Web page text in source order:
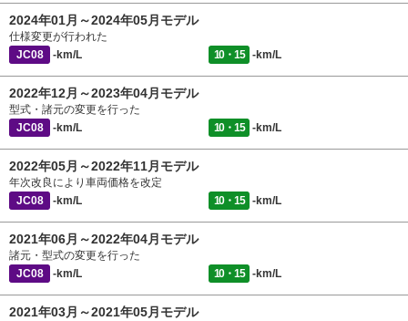
2024年01月～2024年05月モデル
仕様変更が行われた
JC08
-km/L 10・15 -km/L
2022年12月～2023年04月モデル
型式・諸元の変更を行った
JC08
-km/L 10・15 -km/L
2022年05月～2022年11月モデル
年次改良により車両価格を改定
JC08
-km/L 10・15 -km/L
2021年06月～2022年04月モデル
諸元・型式の変更を行った
JC08
-km/L 10・15 -km/L
2021年03月～2021年05月モデル